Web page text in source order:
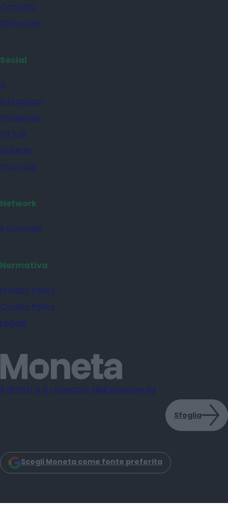
Contatti
Diffusione
Social
X
Instagram
Facebook
TikTok
Linkedin
YouTube
Network
il Giornale
Normativa
Privacy Policy
Cookie Policy
Legale
Il dritto e il rovescio dell'economia
Sfoglia
Scegli Moneta come fonte preferita